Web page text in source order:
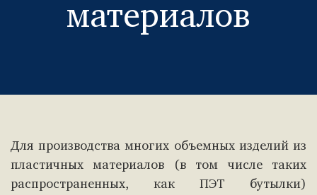
материалов
Для производства многих объемных изделий из
пластичных материалов (в том числе таких
распространенных, как ПЭТ бутылки)